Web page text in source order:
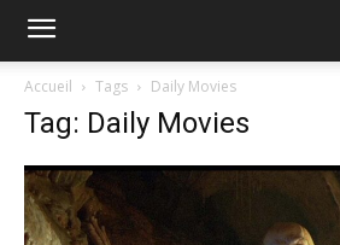
Accueil Tags Daily Movies
Tag: Daily Movies